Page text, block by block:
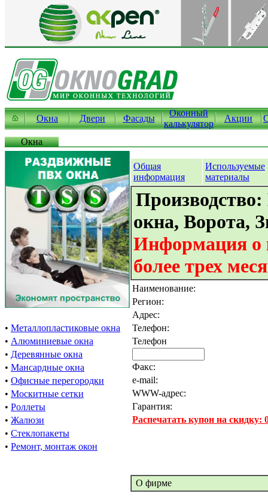
Окна Двери Фасады
Оконный
калькулятор
Акции
Окна
• Металлопластиковые окна
• Алюминиевые окна
• Деревянные окна
• Мансардные окна
• Офисные перегородки
• Москитные сетки
• Роллеты
• Жалюзи
• Стеклопакеты
• Ремонт, монтаж окон
Общая
информация
Используемые
материалы
окна, Ворота,
Информация о
более трех
Наименование:
Регион:
Адрес:
Телефон:
Телефон
Факс:
e-mail:
WWW-адрес:
Гарантия:
Распечатать купон на скидку:
О фирме